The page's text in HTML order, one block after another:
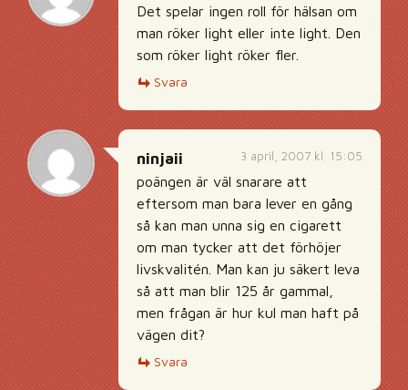
Det spelar ingen roll för hälsan om
man röker light eller inte light. Den
som röker light röker fler.
Svara
3 april, 2007 kl. 15:05
ninjaii
poängen är väl snarare att
eftersom man bara lever en gång
så kan man unna sig en cigarett
om man tycker att det förhöjer
livskvalitén. Man kan ju säkert leva
så att man blir 125 år gammal,
men frågan är hur kul man haft på
vägen dit?
Svara